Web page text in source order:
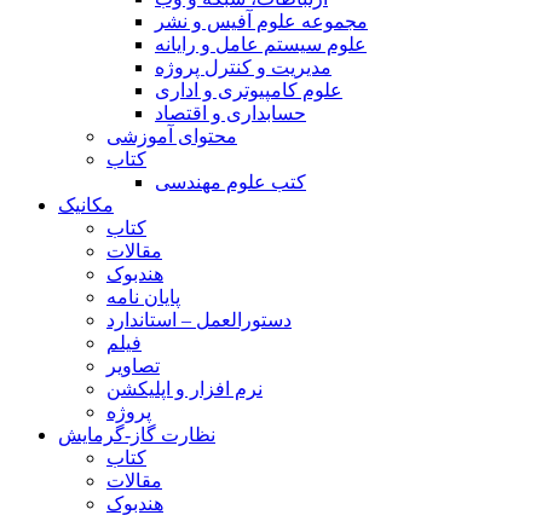
مجموعه علوم آفیس و نشر
علوم سیستم عامل و رایانه
مدیریت و کنترل پروژه
علوم کامپیوتری و اداری
حسابداری و اقتصاد
محتوای آموزشی
کتاب
کتب علوم مهندسی
مکانیک
کتاب
مقالات
هندبوک
پایان نامه
دستورالعمل – استاندارد
فیلم
تصاویر
نرم افزار و اپلیکشن
پروژه
نظارت گاز-گرمایش
کتاب
مقالات
هندبوک